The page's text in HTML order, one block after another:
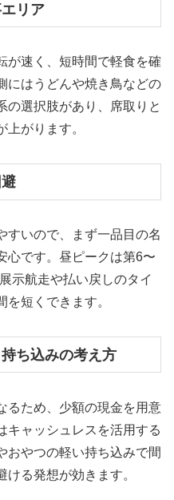
リア
が速く、短時間で軽食を確
にはうどんや焼き鳥などの
の選択肢があり、席取りと
がります。
すいので、まず一品目の名
心です。昼ピークは第6〜
示航走や払い戻しのタイ
を短くできます。
ち込みの考え方
るため、少額の現金を用意
キャッシュレスを活用する
おやつの軽い持ち込みで間
る発想が効きます。